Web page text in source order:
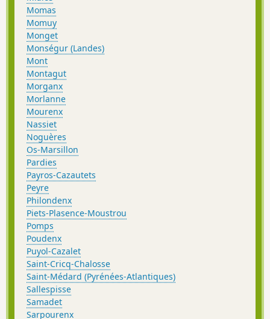
Momas
Momuy
Monget
Monségur (Landes)
Mont
Montagut
Morganx
Morlanne
Mourenx
Nassiet
Noguères
Os-Marsillon
Pardies
Payros-Cazautets
Peyre
Philondenx
Piets-Plasence-Moustrou
Pomps
Poudenx
Puyol-Cazalet
Saint-Cricq-Chalosse
Saint-Médard (Pyrénées-Atlantiques)
Sallespisse
Samadet
Sarpourenx